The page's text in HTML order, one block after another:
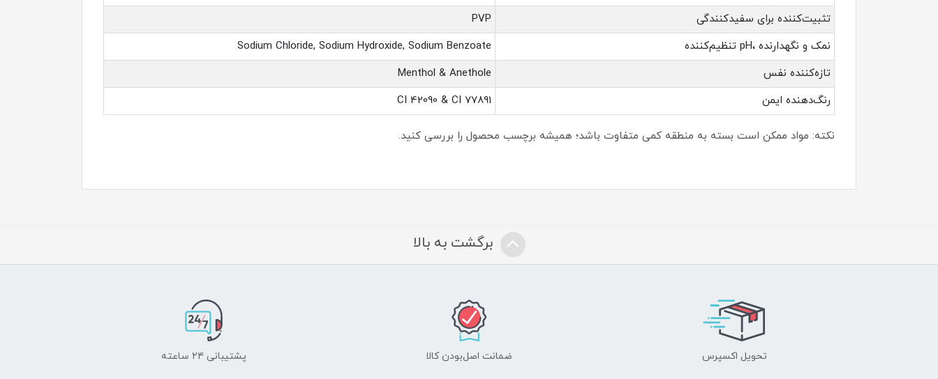
PVP
تثبیت‌کننده برای سفیدکنندگی
Sodium Chloride, Sodium Hydroxide, Sodium Benzoate
تنظیم‌کننده pH، نمک و نگهدارنده
Menthol & Anethole
تازه‌کننده نفس
CI 42090 & CI 77891
رنگ‌دهنده ایمن
نکته: مواد ممکن است بسته به منطقه کمی متفاوت باشد؛ همیشه برچسب محصول را بررسی کنید.
برگشت به بالا
تحویل اکسپرس ضمانت اصل‌بودن کالا پشتیبانی ۲۴ ساعته